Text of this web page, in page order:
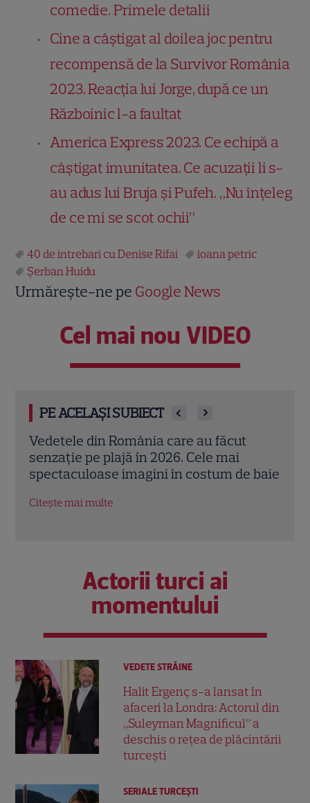
comedie. Primele detalii
Cine a câștigat al doilea joc pentru
recompensă de la Survivor România
2023. Reacția lui Jorge, după ce un
Războinic l-a faultat
America Express 2023. Ce echipă a
câștigat imunitatea. Ce acuzații li s-
au adus lui Bruja și Pufeh. „Nu înțeleg
de ce mi se scot ochii”
40 de intrebari cu Denise Rifai
ioana petric
Şerban Huidu
Urmărește-ne pe Google News
Cel mai nou VIDEO
PE ACELAȘI SUBIECT
Mihaela Rădulescu împlinește 57 de ani.
Povestea uneia dintre cele mai iubite
vedete TV și marea iubire alături de Felix
Actorii turci ai
momentului
VEDETE STRĂINE
Halit Ergenç s-a lansat în
afaceri la Londra: Actorul din
„Suleyman Magnificul” a
deschis o rețea de plăcintării
turcești
SERIALE TURCEŞTI